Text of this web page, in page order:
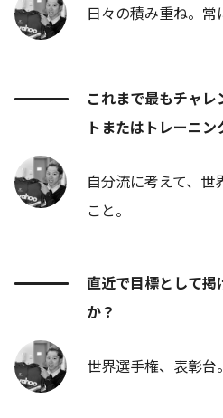
日々の積み重ね。常
これまで最もチャ
トまたはトレーニン
自分流に考えて、世
こと。
直近で目標として掲
か？
世界選手権、表彰台。